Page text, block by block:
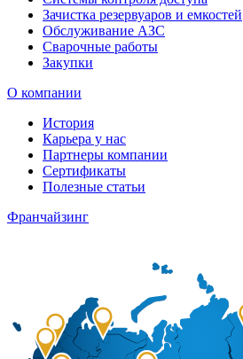
Зачистка резервуаров и емкостей
Обслуживание АЗС
Сварочные работы
Закупки
О компании
История
Карьера у нас
Партнеры компании
Сертификаты
Полезные статьи
Франчайзинг